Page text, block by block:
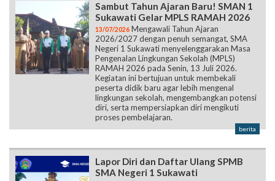
Sambut Tahun Ajaran Baru! SMAN 1
Sukawati Gelar MPLS RAMAH 2026
13/07/2026 Mengawali Tahun Ajaran
2026/2027 dengan penuh semangat, SMA
Negeri 1 Sukawati menyelenggarakan Masa
Pengenalan Lingkungan Sekolah (MPLS)
RAMAH 2026 pada Senin, 13 Juli 2026.
Kegiatan ini bertujuan untuk membekali
peserta didik baru agar lebih mengenal
lingkungan sekolah, mengembangkan potensi
diri, serta mempersiapkan diri mengikuti
proses pembelajaran.
berita
Lapor Diri dan Daftar Ulang SPMB
SMA Negeri 1 Sukawati